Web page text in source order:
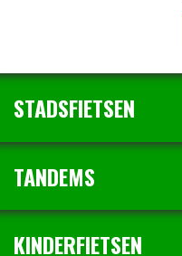
STADSFIETSEN
TANDEMS
KINDERFIETSEN